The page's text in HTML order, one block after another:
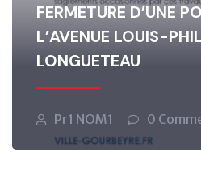
FERMETURE D’UNE
L’AVENUE LOUIS-
LONGUETEAU
Pr1 NOM1 0